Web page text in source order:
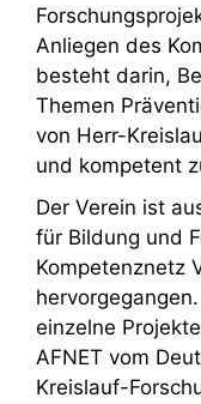
Anliegen des
besteht darin,
Themen
von Herr-
und kompetent
Der Verein ist
für Bildung und
Kompetenznetz
einzelne
AFNET vom
Kreislauf-